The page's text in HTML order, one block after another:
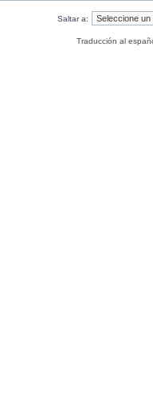
Saltar a:
Traducción al